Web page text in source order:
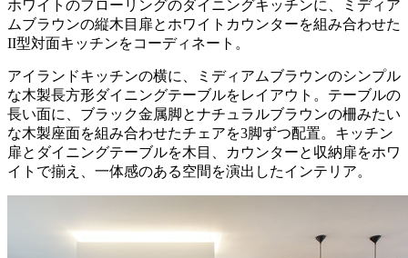
ホワイトのフローリングのダイニングキッチンに、ミディア
ムブラウンの縦木目扉とホワイトカウンターを組み合わせた
II型対面キッチンをコーディネート。
アイランドキッチンの横に、ミディアムブラウンのシンプル
な木製長方形ダイニングテーブルをレイアウト。テーブルの
長い面に、ブラック金属脚とナチュラルブラウンの柵みたい
な木製座面を組み合わせたチェアを3脚ずつ配置。キッチン
扉とダイニングテーブルを木目、カウンターと収納扉をホワ
イトで揃え、一体感のある空間を演出したインテリア。